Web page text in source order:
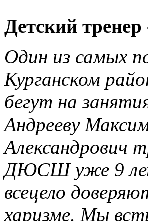
Детский
Один из самых
Курганском
бегут на
Андрееву
Александрович
ДЮСШ уже 9
всецело
харизме. Мы